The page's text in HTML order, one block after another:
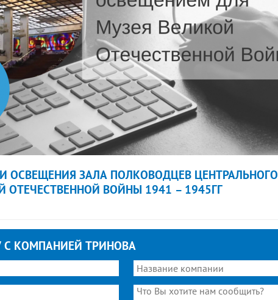
ОСВЕЩЕНИЯ ЗАЛА ПОЛКОВОДЦЕВ ЦЕНТРАЛЬНОГО
ОТЕЧЕСТВЕННОЙ ВОЙНЫ 1941 – 1945ГГ
С КОМПАНИЕЙ ТРИНОВА